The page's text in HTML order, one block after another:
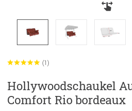
(1)
Hollywoodschaukel
Comfort Rio bordeaux